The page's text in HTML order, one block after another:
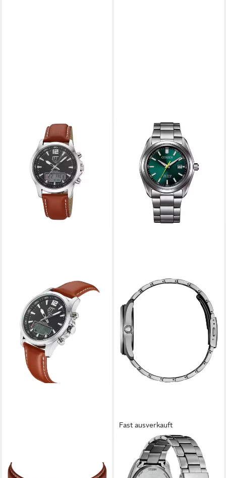
Professional World Timer
Fast ausverkauft
Quarzuhr AW1900-50X,
Armbanduhr, Solar,